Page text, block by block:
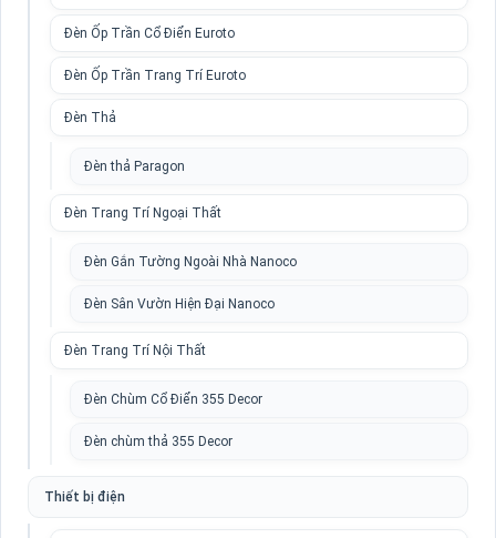
Đèn Ốp Trần Cổ Điển Euroto
Đèn Ốp Trần Trang Trí Euroto
Đèn Thả
Đèn thả Paragon
Đèn Trang Trí Ngoại Thất
Đèn Gắn Tường Ngoài Nhà Nanoco
Đèn Sân Vườn Hiện Đại Nanoco
Đèn Trang Trí Nội Thất
Đèn Chùm Cổ Điển 355 Decor
Đèn chùm thả 355 Decor
Thiết bị điện